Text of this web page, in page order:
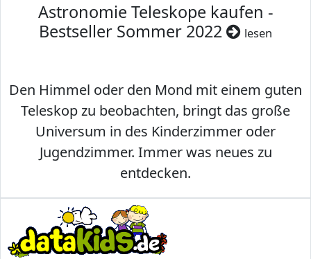
Astronomie Teleskope kaufen -
Bestseller Sommer 2022
lesen
Den Himmel oder den Mond mit einem guten
Teleskop zu beobachten, bringt das große
Universum in des Kinderzimmer oder
Jugendzimmer. Immer was neues zu
entdecken.